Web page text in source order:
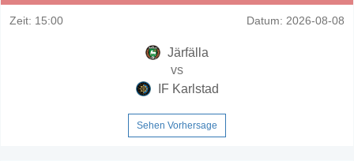
Zeit: 15:00 Datum: 2026-08-08
Järfälla
vs
IF Karlstad
Sehen Vorhersage